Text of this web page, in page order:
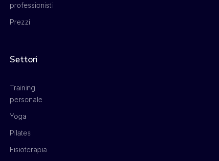
professionisti
Prezzi
Settori
Training
personale
Yoga
Pilates
Fisioterapia